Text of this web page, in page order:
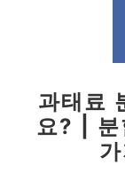
과태료
요? |